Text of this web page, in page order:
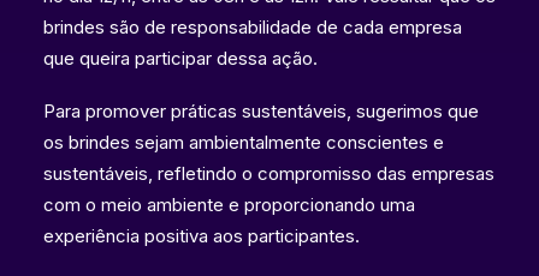
brindes são de responsabilidade de cada empresa
que queira participar dessa ação.
Para promover práticas sustentáveis, sugerimos que
os brindes sejam ambientalmente conscientes e
sustentáveis, refletindo o compromisso das empresas
com o meio ambiente e proporcionando uma
experiência positiva aos participantes.